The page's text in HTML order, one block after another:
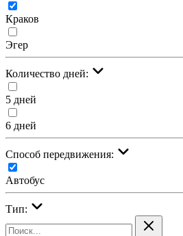
Краков
Эгер
Количество дней:
5 дней
6 дней
Cпособ передвижения:
Автобус
Тип: